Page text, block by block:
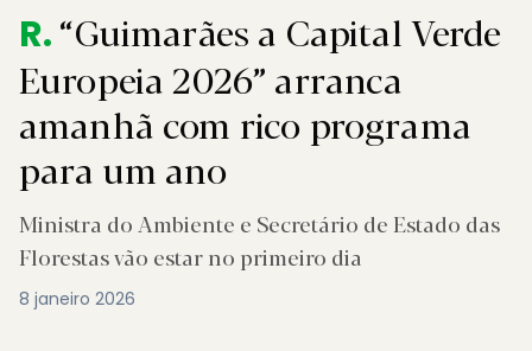
R.“Guimarães a Capital Verde
Europeia 2026” arranca
amanhã com rico programa
para um ano
Ministra do Ambiente e Secretário de Estado das
Florestas vão estar no primeiro dia
8 janeiro 2026